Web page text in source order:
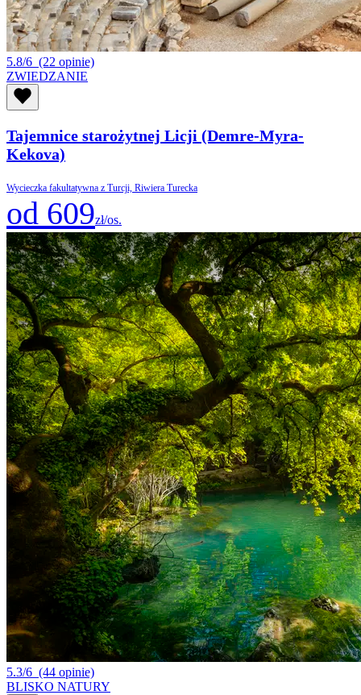
5.8/6 (22 opinie)
ZWIEDZANIE
Tajemnice starożytnej Licji (Demre-Myra-
Kekova)
Wycieczka fakultatywna z Turcji, Riwiera Turecka
od 609zł/os.
5.3/6 (44 opinie)
BLISKO NATURY